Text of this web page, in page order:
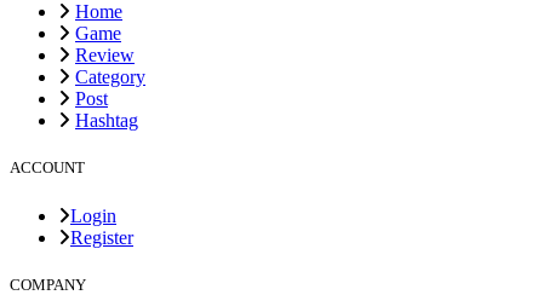
Home
Game
Review
Category
Post
Hashtag
ACCOUNT
Login
Register
COMPANY